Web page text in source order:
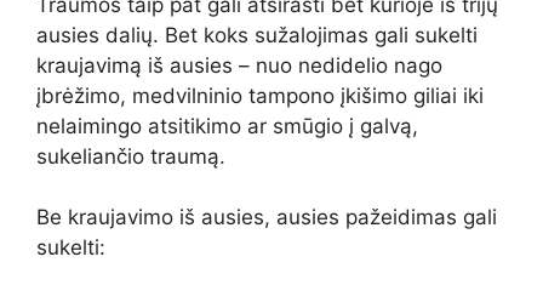
ausies dalių. Bet koks sužalojimas gali sukelti
kraujavimą iš ausies – nuo ​​nedidelio nago
įbrėžimo, medvilninio tampono įkišimo giliai iki
nelaimingo atsitikimo ar smūgio į galvą,
sukeliančio traumą.
Be kraujavimo iš ausies, ausies pažeidimas gali
sukelti: